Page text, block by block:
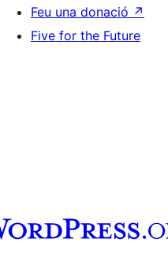
Feu una donació ↗
Five for the Future